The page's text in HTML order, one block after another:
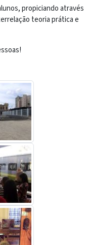
propiciando através
teoria prática e